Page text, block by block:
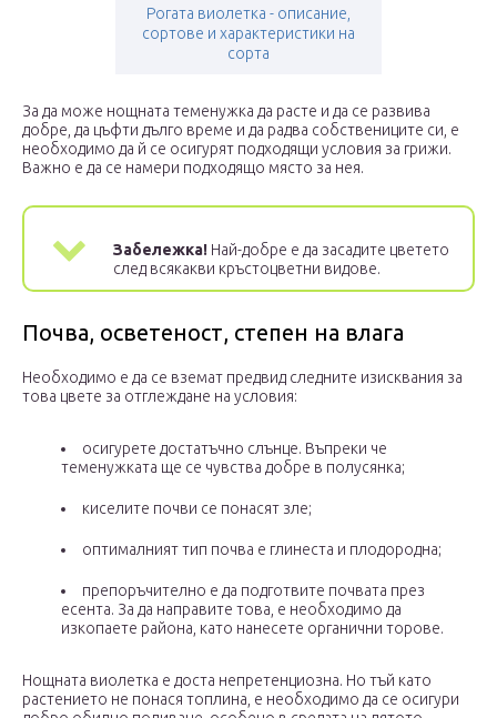
Рогата виолетка - описание,
сортове и характеристики на
сорта
За да може нощната теменужка да расте и да се развива
добре, да цъфти дълго време и да радва собствениците си, е
необходимо да й се осигурят подходящи условия за грижи.
Важно е да се намери подходящо място за нея.
Забележка! Най-добре е да засадите цветето
след всякакви кръстоцветни видове.
Почва, осветеност, степен на влага
Необходимо е да се вземат предвид следните изисквания за
това цвете за отглеждане на условия:
осигурете достатъчно слънце. Въпреки че
теменужката ще се чувства добре в полусянка;
киселите почви се понасят зле;
оптималният тип почва е глинеста и плодородна;
препоръчително е да подготвите почвата през
есента. За да направите това, е необходимо да
изкопаете района, като нанесете органични торове.
Нощната виолетка е доста непретенциозна. Но тъй като
растението не понася топлина, е необходимо да се осигури